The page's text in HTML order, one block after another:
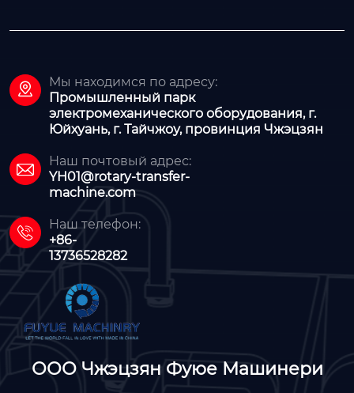

Мы находимся по адресу:
Промышленный парк
электромеханического оборудования, г.
Юйхуань, г. Тайчжоу, провинция Чжэцзян

Наш почтовый адрес:
YH01@rotary-transfer-
machine.com

Наш телефон:
+86-
13736528282
ООО Чжэцзян Фуюе Машинери